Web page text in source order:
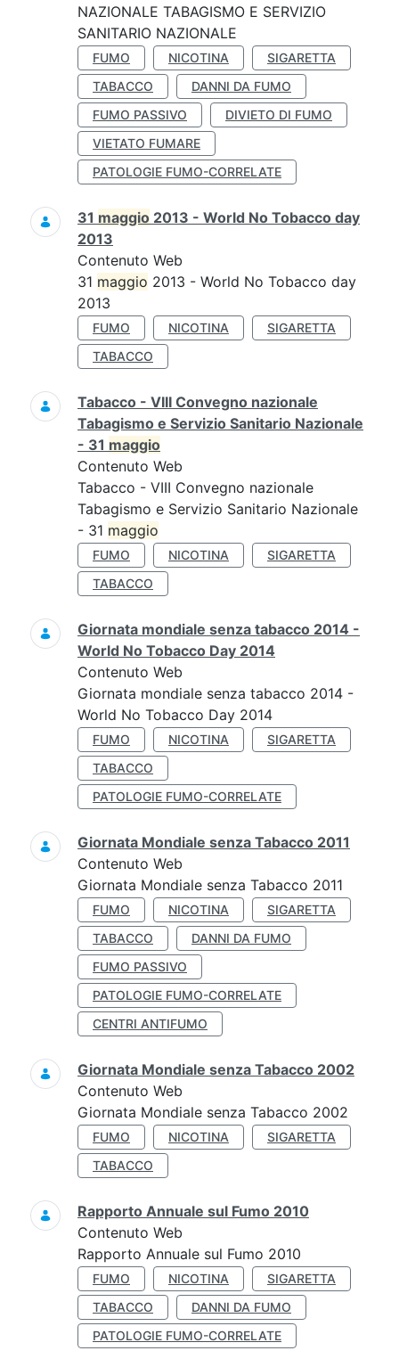
NAZIONALE TABAGISMO E SERVIZIO
SANITARIO NAZIONALE
FUMO NICOTINA
SIGARETTA
TABACCO
DANNI DA FUMO
FUMO PASSIVO
DIVIETO DI FUMO
VIETATO FUMARE
PATOLOGIE FUMO-CORRELATE
31 maggio 2013 - World No Tobacco day
2013
Contenuto Web
31 maggio 2013 - World No Tobacco day
2013
FUMO NICOTINA
SIGARETTA
TABACCO
Tabacco - VIII Convegno nazionale
Tabagismo e Servizio Sanitario Nazionale
- 31 maggio
Contenuto Web
Tabacco - VIII Convegno nazionale
Tabagismo e Servizio Sanitario Nazionale
- 31 maggio
FUMO NICOTINA
SIGARETTA
TABACCO
Giornata mondiale senza tabacco 2014 -
World No Tobacco Day 2014
Contenuto Web
Giornata mondiale senza tabacco 2014 -
World No Tobacco Day 2014
FUMO NICOTINA
SIGARETTA
TABACCO
PATOLOGIE FUMO-CORRELATE
Giornata Mondiale senza Tabacco 2011
Contenuto Web
Giornata Mondiale senza Tabacco 2011
FUMO NICOTINA
SIGARETTA
TABACCO
DANNI DA FUMO
FUMO PASSIVO
PATOLOGIE FUMO-CORRELATE
CENTRI ANTIFUMO
Giornata Mondiale senza Tabacco 2002
Contenuto Web
Giornata Mondiale senza Tabacco 2002
FUMO NICOTINA
SIGARETTA
TABACCO
Rapporto Annuale sul Fumo 2010
Contenuto Web
Rapporto Annuale sul Fumo 2010
FUMO NICOTINA
SIGARETTA
TABACCO
DANNI DA FUMO
PATOLOGIE FUMO-CORRELATE